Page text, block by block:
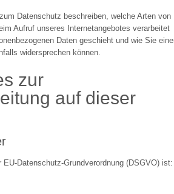
Datenschutz beschreiben, welche Arten von
Aufruf unseres Internetangebotes verarbeitet
Daten geschieht und wie Sie
widersprechen können.
zur
auf dieser
Datenschutz-Grundverordnung (DSGVO) ist: